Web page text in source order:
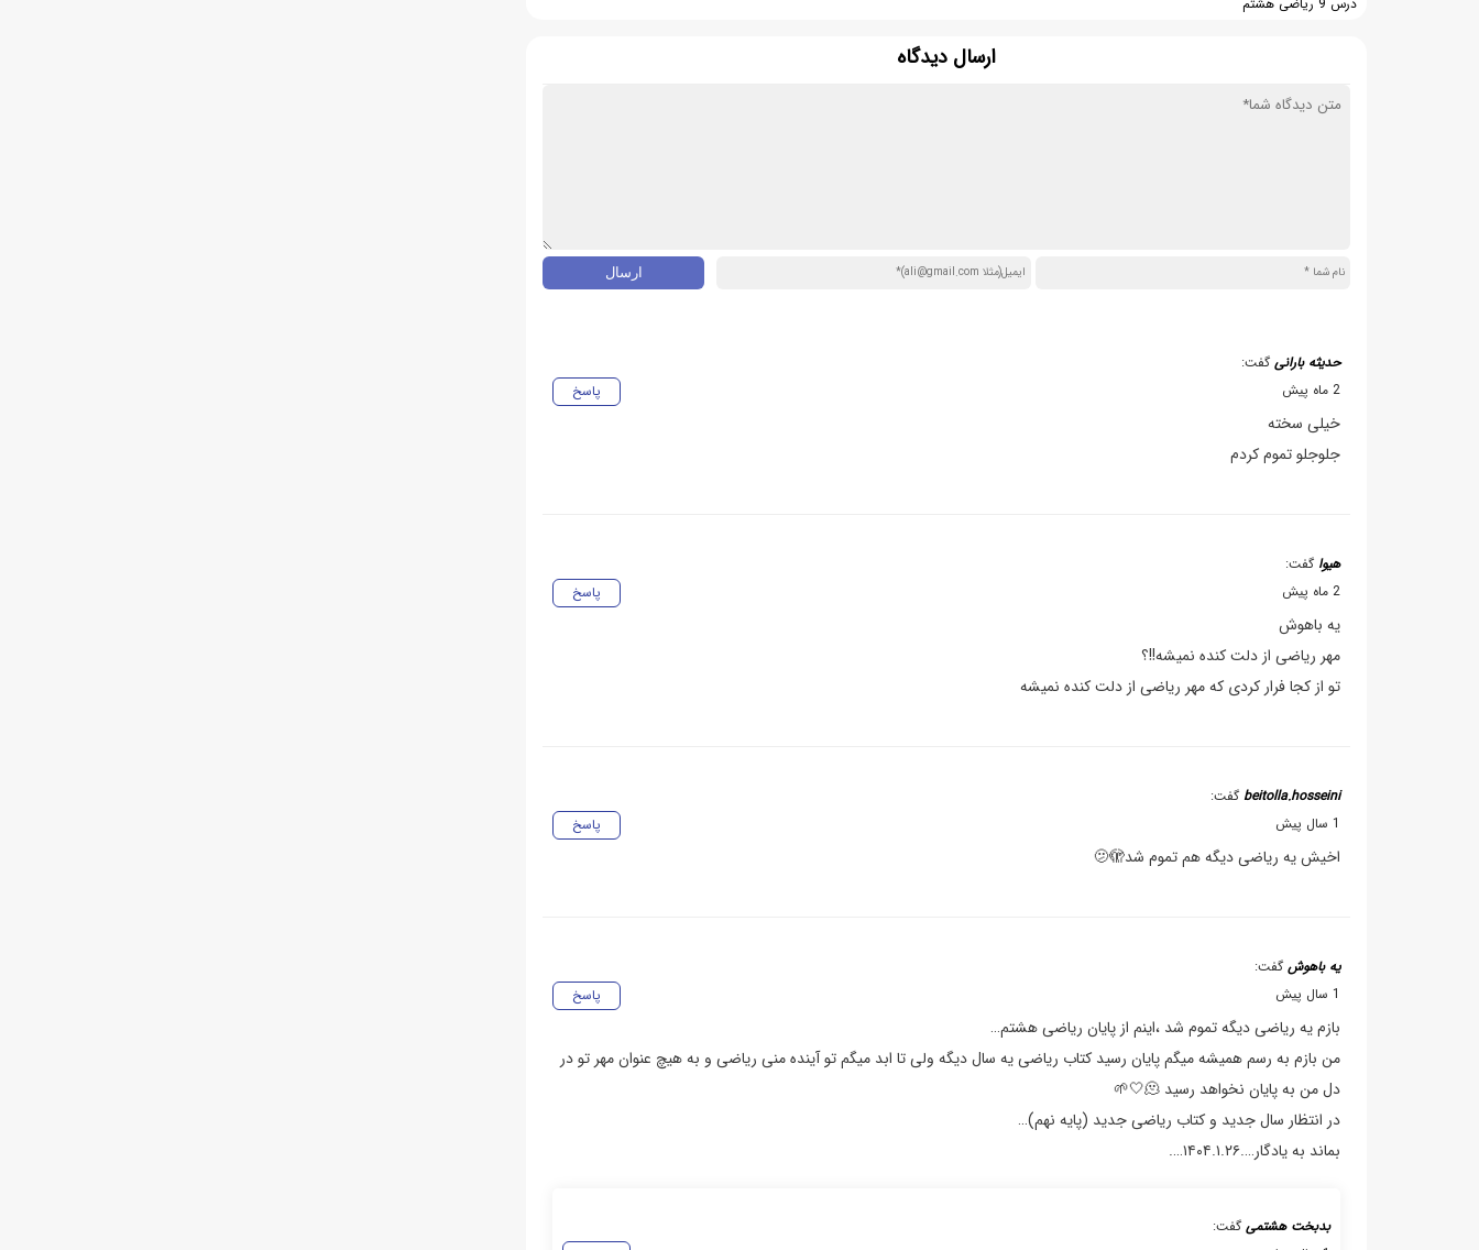
ارسال دیدگاه
حدیثه بارانی گفت:
پاسخ
2 ماه پیش
خیلی سخته
جلوجلو تموم کردم
هیوا گفت:
پاسخ
2 ماه پیش
یه باهوش
مهر ریاضی از دلت کنده نمیشه!!؟
تو از کجا فرار کردی که مهر ریاضی از دلت کنده نمیشه
beitolla.hosseini گفت:
پاسخ
1 سال پیش
اخیش یه ریاضی دیگه هم تموم شد🫤🫣
یه باهوش گفت:
پاسخ
1 سال پیش
بازم یه ریاضی دیگه تموم شد ،اینم از پایان ریاضی هشتم…
من بازم به رسم همیشه میگم پایان رسید کتاب ریاضی یه سال دیگه ولی تا ابد میگم تو آینده منی ریاضی و به هیچ عنوان مهر تو در
دل من به پایان نخواهد رسید 🫠🤍🌱
در انتظار سال جدید و کتاب ریاضی جدید (پایه نهم)…
بماند به یادگار….۱۴۰۴.۱.۲۶….
بدبخت هشتمی گفت: